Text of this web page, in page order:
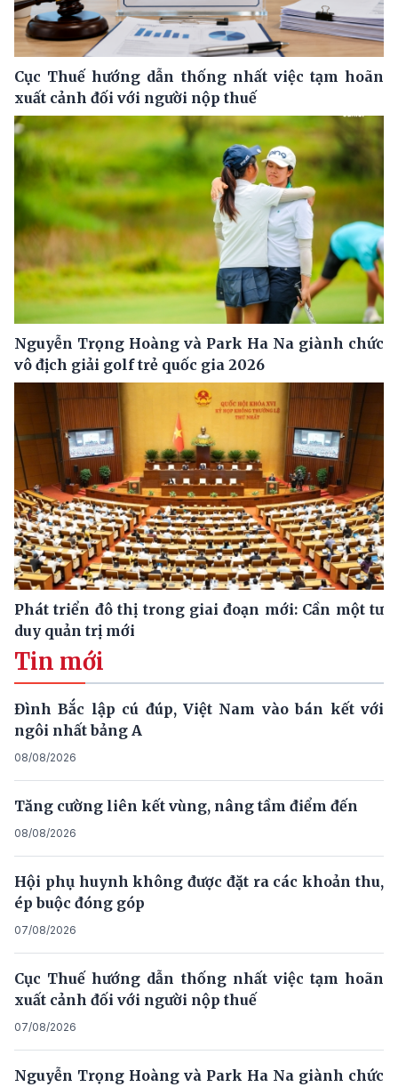
Cục Thuế hướng dẫn thống nhất việc tạm hoãn
xuất cảnh đối với người nộp thuế
Nguyễn Trọng Hoàng và Park Ha Na giành chức
vô địch giải golf trẻ quốc gia 2026
Phát triển đô thị trong giai đoạn mới: Cần một tư
duy quản trị mới
Tin mới
Đình Bắc lập cú đúp, Việt Nam vào bán kết với
ngôi nhất bảng A
08/08/2026
Tăng cường liên kết vùng, nâng tầm điểm đến
08/08/2026
Hội phụ huynh không được đặt ra các khoản thu,
ép buộc đóng góp
07/08/2026
Cục Thuế hướng dẫn thống nhất việc tạm hoãn
xuất cảnh đối với người nộp thuế
07/08/2026
Nguyễn Trọng Hoàng và Park Ha Na giành chức